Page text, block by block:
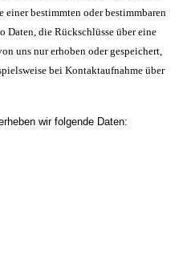
einer bestimmten oder bestimmbaren
Daten, die Rückschlüsse über eine
uns nur erhoben oder gespeichert,
bei Kontaktaufnahme über
wir folgende Daten: